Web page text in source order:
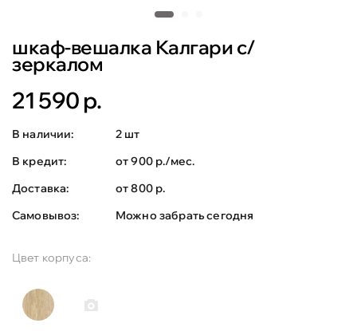
шкаф-вешалка Калгари с/
зеркалом
21 590 р.
В наличии:
2 шт
В кредит:
от 900 р./мес.
Доставка:
от 800 р.
Самовывоз:
Можно забрать сегодня
Цвет корпуса: